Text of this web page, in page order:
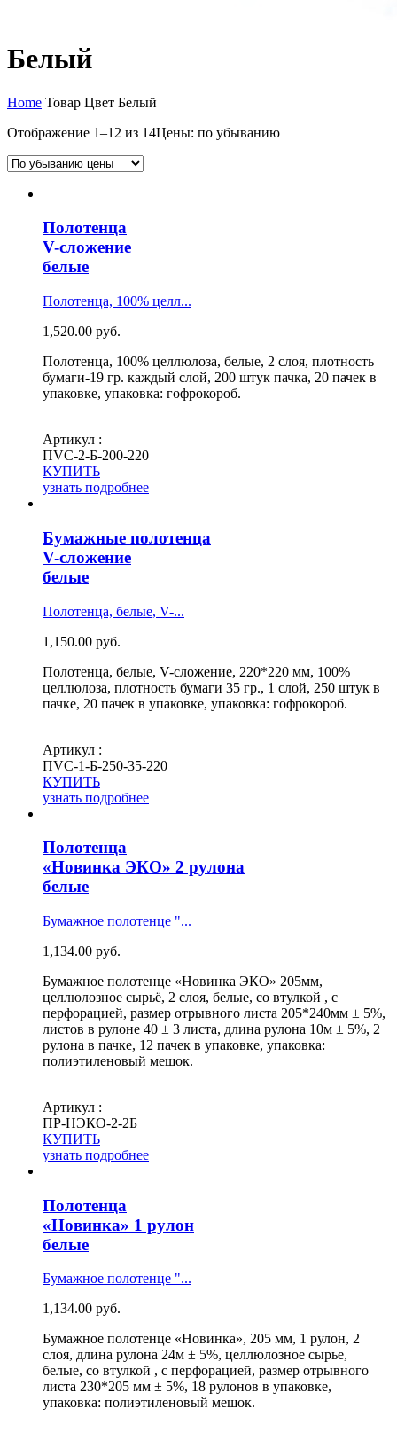
Белый
Home Товар Цвет Белый
Отображение 1–12 из 14Цены: по убыванию
Полотенца
V-сложение
белые
Полотенца, 100% целл...
1,520.00 руб.
Полотенца, 100% целлюлоза, белые, 2 слоя, плотность
бумаги-19 гр. каждый слой, 200 штук пачка, 20 пачек в
упаковке, упаковка: гофрокороб.
Артикул :
ПVС-2-Б-200-220
КУПИТЬ
узнать подробнее
Бумажные полотенца
V-сложение
белые
Полотенца, белые, V-...
1,150.00 руб.
Полотенца, белые, V-сложение, 220*220 мм, 100%
целлюлоза, плотность бумаги 35 гр., 1 слой, 250 штук в
пачке, 20 пачек в упаковке, упаковка: гофрокороб.
Артикул :
ПVС-1-Б-250-35-220
КУПИТЬ
узнать подробнее
Полотенца
«Новинка ЭКО» 2 рулона
белые
Бумажное полотенце "...
1,134.00 руб.
Бумажное полотенце «Новинка ЭКО» 205мм,
целлюлозное сырьё, 2 слоя, белые, со втулкой , с
перфорацией, размер отрывного листа 205*240мм ± 5%,
листов в рулоне 40 ± 3 листа, длина рулона 10м ± 5%, 2
рулона в пачке, 12 пачек в упаковке, упаковка:
полиэтиленовый мешок.
Артикул :
ПР-НЭКО-2-2Б
КУПИТЬ
узнать подробнее
Полотенца
«Новинка» 1 рулон
белые
Бумажное полотенце "...
1,134.00 руб.
Бумажное полотенце «Новинка», 205 мм, 1 рулон, 2
слоя, длина рулона 24м ± 5%, целлюлозное сырье,
белые, со втулкой , с перфорацией, размер отрывного
листа 230*205 мм ± 5%, 18 рулонов в упаковке,
упаковка: полиэтиленовый мешок.